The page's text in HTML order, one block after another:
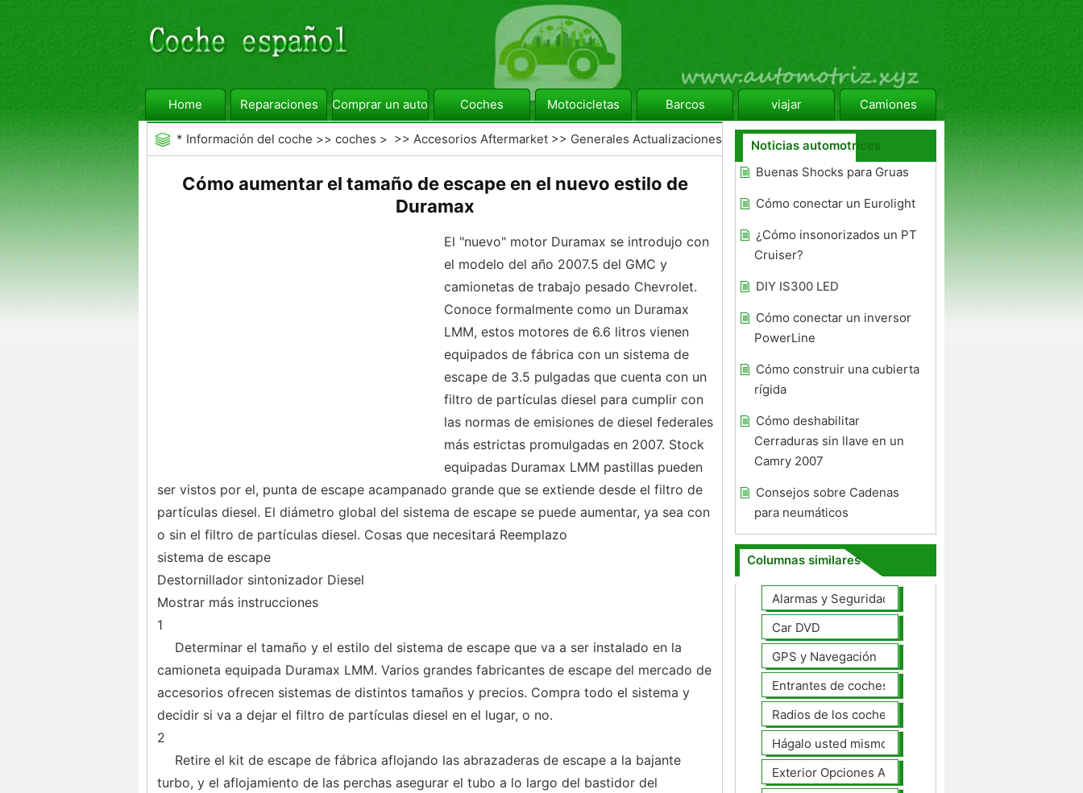
Home Reparaciones Comprar un automóvil Coches Motocicletas Barcos viajar Camiones
* Información del coche >> coches > >> Accesorios Aftermarket>> Generales Actualizaciones
Cómo aumentar el tamaño de escape en el nuevo estilo de
Duramax
El "nuevo" motor Duramax se introdujo con
el modelo del año 2007.5 del GMC y
camionetas de trabajo pesado Chevrolet.
Conoce formalmente como un Duramax
LMM, estos motores de 6.6 litros vienen
equipados de fábrica con un sistema de
escape de 3.5 pulgadas que cuenta con un
filtro de partículas diesel para cumplir con
las normas de emisiones de diesel federales
más estrictas promulgadas en 2007. Stock
equipadas Duramax LMM pastillas pueden
ser vistos por el, punta de escape acampanado grande que se extiende desde el filtro de
partículas diesel. El diámetro global del sistema de escape se puede aumentar, ya sea con
o sin el filtro de partículas diesel. Cosas que necesitará Reemplazo
sistema de escape
Destornillador sintonizador Diesel
Mostrar más instrucciones
1
Determinar el tamaño y el estilo del sistema de escape que va a ser instalado en la
camioneta equipada Duramax LMM. Varios grandes fabricantes de escape del mercado de
accesorios ofrecen sistemas de distintos tamaños y precios. Compra todo el sistema y
decidir si va a dejar el filtro de partículas diesel en el lugar, o no.
2
Retire el kit de escape de fábrica aflojando las abrazaderas de escape a la bajante
turbo, y el aflojamiento de las perchas asegurar el tubo a lo largo del bastidor del
Noticias automotrices
Buenas Shocks para Gruas
Cómo conectar un Eurolight
¿Cómo insonorizados un PT
Cruiser?
DIY IS300 LED
Cómo conectar un inversor
PowerLine
Cómo construir una cubierta
rígida
Cómo deshabilitar
Cerraduras sin llave en un
Camry 2007
Consejos sobre Cadenas
para neumáticos
Columnas similares
Alarmas y Seguridad
Car DVD
GPS y Navegación
Entrantes de coches
Radios de los coches
Hágalo usted mismo Mejoras Auto
Exterior Opciones Aftermarket